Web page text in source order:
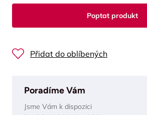
Poptat produkt
Přidat do oblíbených
Poradíme Vám
Jsme Vám k dispozici